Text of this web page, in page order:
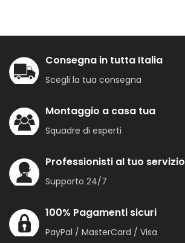
Consegna in tutta Italia
Scegli la tua consegna
Montaggio a casa tua
Squadre di esperti
Professionisti al tuo servizio
Supporto 24/7
100% Pagamenti sicuri
PayPal / MasterCard / Visa